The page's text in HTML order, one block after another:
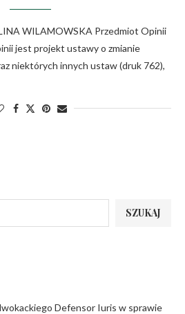
WILAMOWSKA Przedmiot Opinii
jest projekt ustawy o zmianie
niektórych innych ustaw (druk 762),
SZUKAJ
Defensor Iuris w sprawie